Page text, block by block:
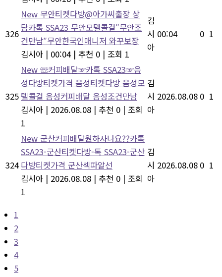
326
New 무안티켓다방@아가씨출장 상
담카톡 SSA23 무안모텔콜걸″무안조
건만남″무안한국인매니저 와꾸보장
김시아 | 00:04 | 추천 0 | 조회 1
김
시
아
00:04 0 1
325
New ☏커피배달☞카톡 SSA23☞음
성다방티켓가격 음성티켓다방 음성모
텔콜걸 음성커피배달 음성조건만남
김시아 | 2026.08.08 | 추천 0 | 조회
1
김
시
아
2026.08.08 0 1
324
New 군산커피배달원하사나요??카톡
SSA23-군산티켓다방-톡 SSA23-군산
다방티켓가격 군산섹파알선
김시아 | 2026.08.08 | 추천 0 | 조회
1
김
시
아
2026.08.08 0 1
1
2
3
4
5